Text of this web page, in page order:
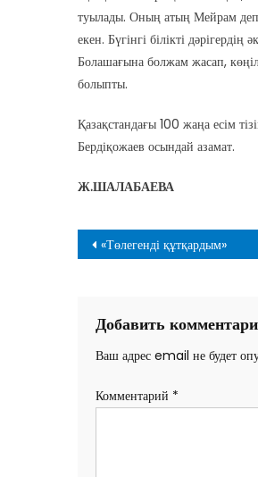
туылады. Оның атың Мейрам
екен. Бүгінгі білікті
Болашағына болжам жасап,
болыпты.
Қазақстандағы 100 жаңа есім
Бердіқожаев осындай азамат.
Ж.ШАЛАБАЕВА
Навигация
записям
«Төлегенді құтқардым»
Добавить
Ваш адрес email не будет
Комментарий *